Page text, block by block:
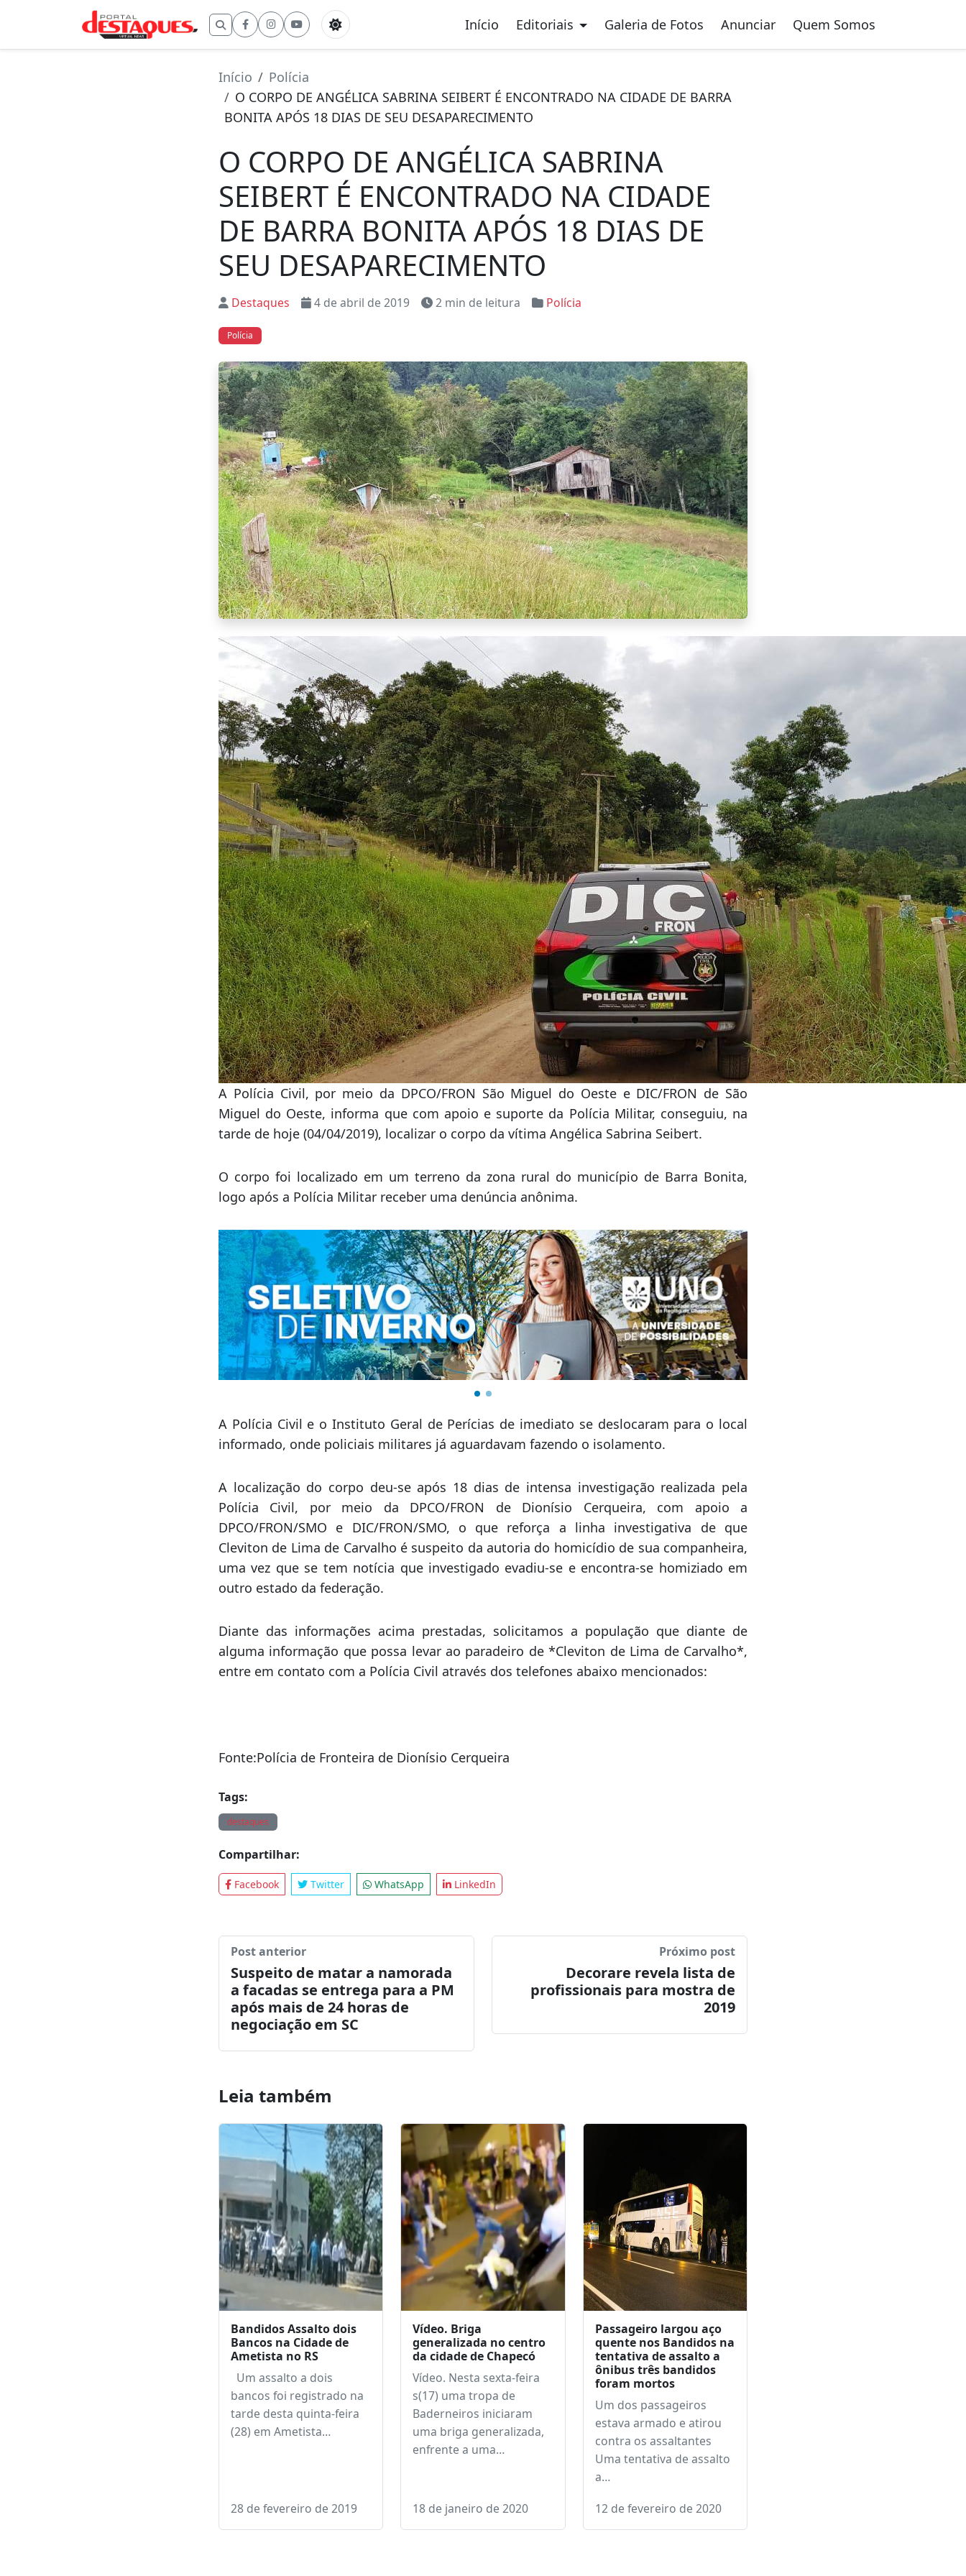
Buscar por: Início Editoriais Galeria de Fotos Anunciar Quem Somos
Início
Polícia
O CORPO DE ANGÉLICA SABRINA SEIBERT É ENCONTRADO NA CIDADE DE BARRA
BONITA APÓS 18 DIAS DE SEU DESAPARECIMENTO
O CORPO DE ANGÉLICA SABRINA
SEIBERT É ENCONTRADO NA CIDADE
DE BARRA BONITA APÓS 18 DIAS DE
SEU DESAPARECIMENTO
Destaques 4 de abril de 2019 2 min de leitura Polícia
Polícia
A Polícia Civil, por meio da DPCO/FRON São Miguel do Oeste e DIC/FRON de São
Miguel do Oeste, informa que com apoio e suporte da Polícia Militar, conseguiu, na
tarde de hoje (04/04/2019), localizar o corpo da vítima Angélica Sabrina Seibert.
O corpo foi localizado em um terreno da zona rural do município de Barra Bonita,
logo após a Polícia Militar receber uma denúncia anônima.
A Polícia Civil e o Instituto Geral de Perícias de imediato se deslocaram para o local
informado, onde policiais militares já aguardavam fazendo o isolamento.
A localização do corpo deu-se após 18 dias de intensa investigação realizada pela
DPCO/FRON/SMO e DIC/FRON/SMO, o que reforça a linha investigativa de que
Cleviton de Lima de Carvalho é suspeito da autoria do homicídio de sua companheira,
uma vez que se tem notícia que investigado evadiu-se e encontra-se homiziado em
alguma informação que possa levar ao paradeiro de *Cleviton de Lima de Carvalho*,
entre em contato com a Polícia Civil através dos telefones abaixo mencionados:
Fonte:Polícia de Fronteira de Dionísio Cerqueira
Tags:
Compartilhar:
Facebook Twitter LinkedIn
Post anterior
a facadas se entrega para a PM
após mais de 24 horas de
negociação em SC
Leia também
Bandidos Assalto dois
Bancos na Cidade de
tarde desta quinta-feira
(28) em Ametista…
Vídeo. Briga
generalizada no centro
da cidade de Chapecó
Baderneiros iniciaram
uma briga generalizada,
Passageiro largou aço
quente nos Bandidos na
tentativa de assalto a
foram mortos
Um dos passageiros